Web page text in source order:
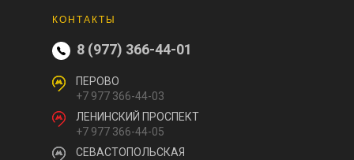
КОНТАКТЫ
8 (977) 366-44-01
ПЕРОВО
+7 977 366-44-03
ЛЕНИНСКИЙ ПРОСПЕКТ
+7 977 366-44-05
СЕВАСТОПОЛЬСКАЯ